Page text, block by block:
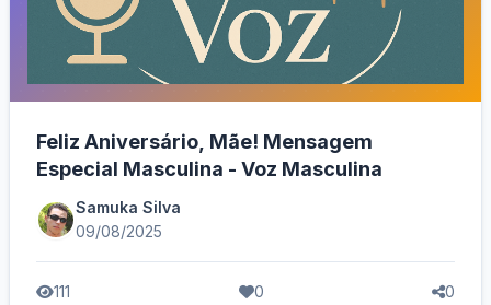
Feliz Aniversário, Mãe! Mensagem
Especial Masculina - Voz Masculina
Samuka Silva
09/08/2025
111 0 0